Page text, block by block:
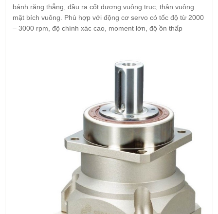
bánh răng thẳng, đầu ra cốt dương vuông trục, thân vuông
mặt bích vuông. Phù hợp với động cơ servo có tốc độ từ 2000
– 3000 rpm, độ chính xác cao, moment lớn, độ ồn thấp